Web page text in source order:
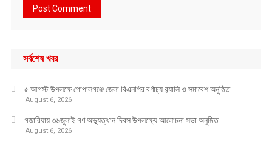
সর্বশেষ খবর
৫ আগস্ট উপলক্ষে গোপালগঞ্জে জেলা বিএনপির বর্ণাঢ্য র‍্যালি ও সমাবেশ অনুষ্ঠিত
August 6, 2026
গজারিয়ায় ৩৬জুলাই গণ অভ্যুত্থান দিবস উপলক্ষ্যে আলোচনা সভা অনুষ্ঠিত
August 6, 2026